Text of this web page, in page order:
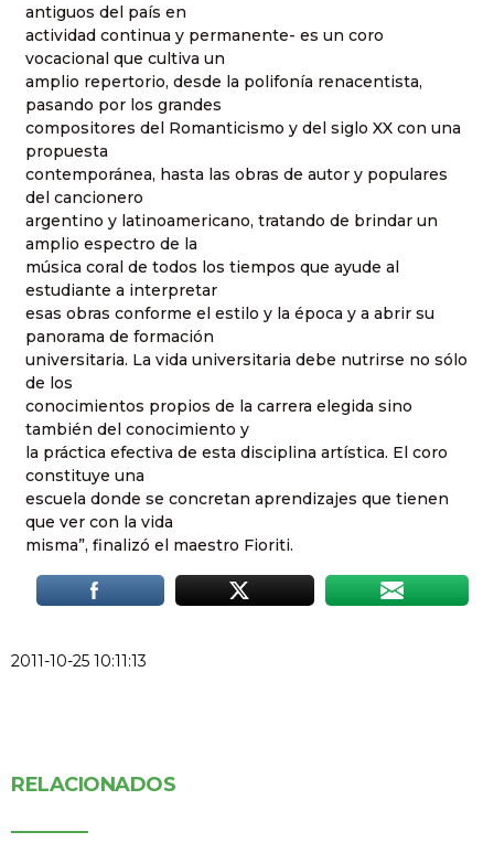
antiguos del país en
actividad continua y permanente- es un coro
vocacional que cultiva un
amplio repertorio, desde la polifonía renacentista,
pasando por los grandes
compositores del Romanticismo y del siglo XX con una
propuesta
contemporánea, hasta las obras de autor y populares
del cancionero
argentino y latinoamericano, tratando de brindar un
amplio espectro de la
música coral de todos los tiempos que ayude al
estudiante a interpretar
esas obras conforme el estilo y la época y a abrir su
panorama de formación
universitaria. La vida universitaria debe nutrirse no sólo
de los
conocimientos propios de la carrera elegida sino
también del conocimiento y
la práctica efectiva de esta disciplina artística. El coro
constituye una
escuela donde se concretan aprendizajes que tienen
que ver con la vida
misma”, finalizó el maestro Fioriti.
2011-10-25 10:11:13
RELACIONADOS